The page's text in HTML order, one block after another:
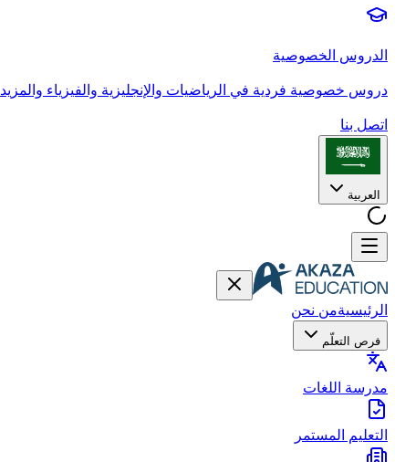
الدروس الخصوصية
دروس خصوصية فردية في الرياضيات والإنجليزية والفيزياء والمزيد
اتصل بنا
العربية
الرئيسيةمن نحن
فرص التعلّم
مدرسة اللغات
التعليم المستمر